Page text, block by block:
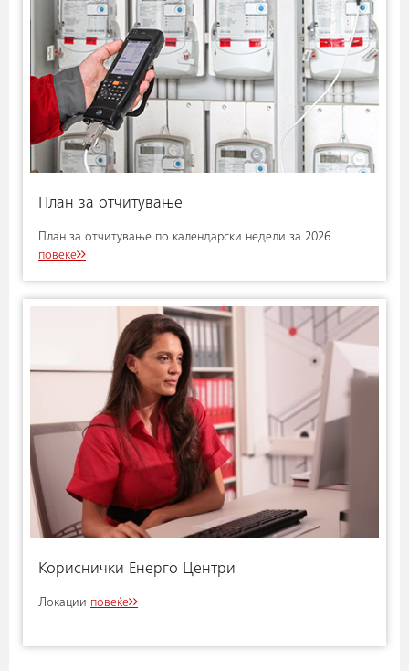
План за отчитување
План за отчитување по календарски недели за 2026
повеќе
Кориснички Енерго Центри
Локации повеќе